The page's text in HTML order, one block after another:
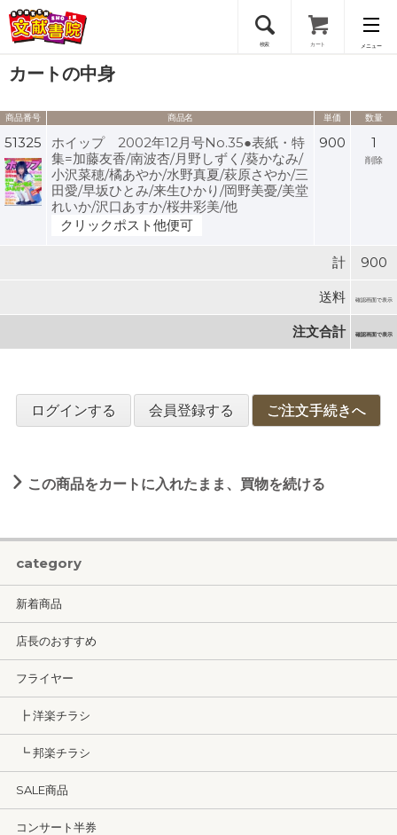
検索 カート メニュー
会員登録
ログイン
カートの中身
商品番号 商品名 単価 数量
51325
ホイップ 2002年12月号No.35●表紙・特
集=加藤友香/南波杏/月野しずく/葵かなみ/
小沢菜穂/橘あやか/水野真夏/萩原さやか/三
田愛/早坂ひとみ/来生ひかり/岡野美憂/美堂
れいか/沢口あすか/桜井彩美/他
クリックポスト他便可
900 1
削除
計 900
送料 確認画面で表示
注文合計 確認画面で表示
ログインする 会員登録する ご注文手続きへ
この商品をカートに入れたまま、買物を続ける
category
新着商品
店長のおすすめ
フライヤー
┣ 洋楽チラシ
┗ 邦楽チラシ
SALE商品
コンサート半券